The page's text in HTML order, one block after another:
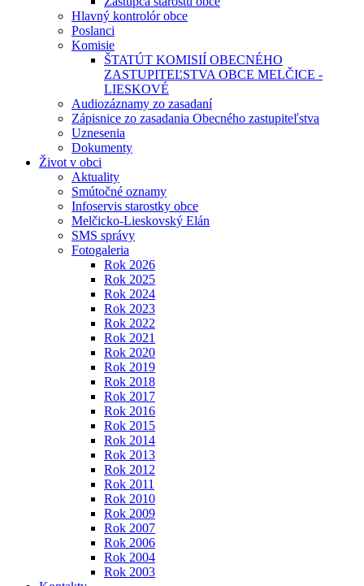
Hlavný kontrolór obce
Poslanci
Komisie
ŠTATÚT KOMISIÍ OBECNÉHO
ZASTUPITEĽSTVA OBCE MELČICE -
LIESKOVÉ
Audiozáznamy zo zasadaní
Zápisnice zo zasadania Obecného zastupiteľstva
Uznesenia
Dokumenty
Život v obci
Aktuality
Smútočné oznamy
Infoservis starostky obce
Melčicko-Lieskovský Elán
SMS správy
Fotogaleria
Rok 2026
Rok 2025
Rok 2024
Rok 2023
Rok 2022
Rok 2021
Rok 2020
Rok 2019
Rok 2018
Rok 2017
Rok 2016
Rok 2015
Rok 2014
Rok 2013
Rok 2012
Rok 2011
Rok 2010
Rok 2009
Rok 2007
Rok 2006
Rok 2004
Rok 2003